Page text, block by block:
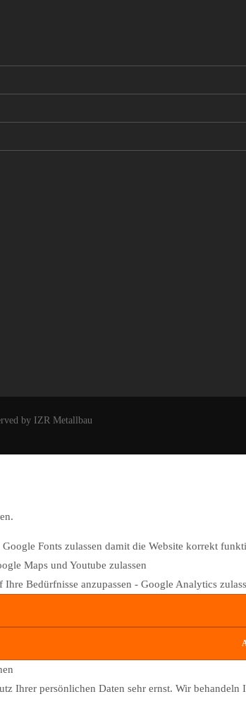
by IZR Metallbau
Fonts zulassen damit die Website korrekt
Maps und Youtube zulassen
Bedürfnisse anzupassen - Google Analytics
Ihrer persönlichen Daten sehr ernst. Wir